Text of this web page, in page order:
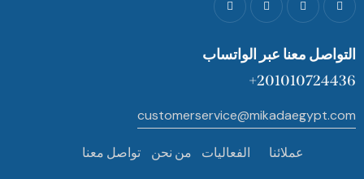
التواصل معنا عبر الواتساب
201010724436+
customerservice@mikadaegypt.com
عملائنا الفعاليات من نحن تواصل معنا